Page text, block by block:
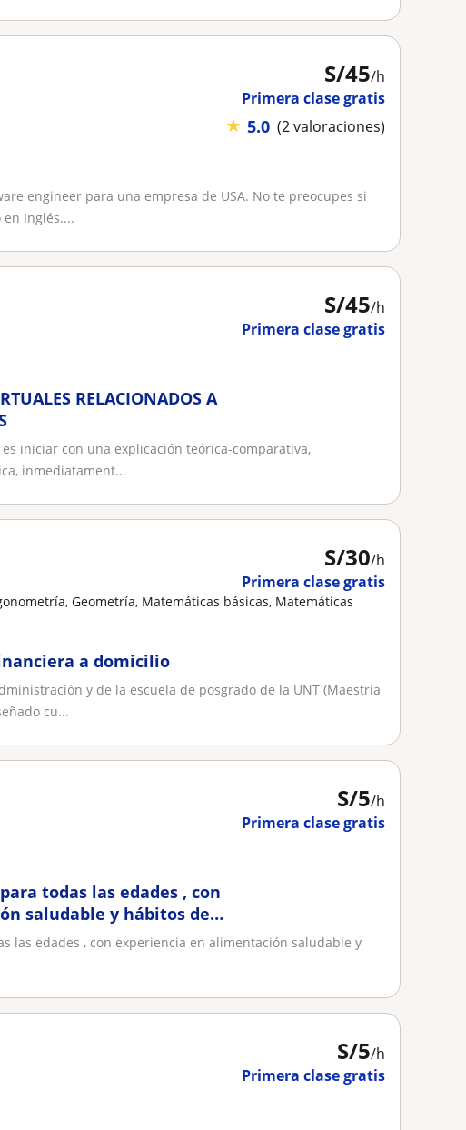
S/45/h
Primera clase gratis
★ 5.0 (2 valoraciones)
engineer para una empresa de USA. No te preocupes si
Inglés....
S/45/h
Primera clase gratis
RELACIONADOS A
iniciar con una explicación teórica-comparativa,
inmediatament...
S/30/h
Primera clase gratis
Geometría, Matemáticas básicas, Matemáticas
a domicilio
y de la escuela de posgrado de la UNT (Maestría
cu...
S/5/h
Primera clase gratis
todas las edades , con
saludable y hábitos de
las edades , con experiencia en alimentación saludable y
S/5/h
Primera clase gratis